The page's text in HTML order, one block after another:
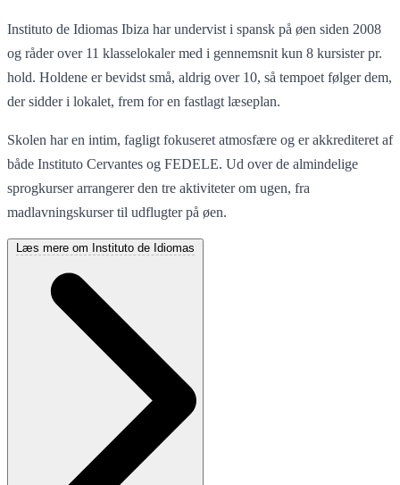
Instituto de Idiomas Ibiza har undervist i spansk på øen siden 2008
og råder over 11 klasselokaler med i gennemsnit kun 8 kursister pr.
hold. Holdene er bevidst små, aldrig over 10, så tempoet følger dem,
der sidder i lokalet, frem for en fastlagt læseplan.
Skolen har en intim, fagligt fokuseret atmosfære og er akkrediteret af
både Instituto Cervantes og FEDELE. Ud over de almindelige
sprogkurser arrangerer den tre aktiviteter om ugen, fra
madlavningskurser til udflugter på øen.
Læs mere om Instituto de Idiomas